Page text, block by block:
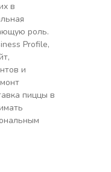
в
роль.
Profile,
и
пиццы в